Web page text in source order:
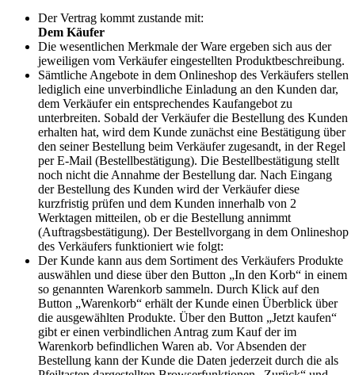
Der Vertrag kommt zustande mit:
Dem Käufer
Die wesentlichen Merkmale der Ware ergeben sich aus der
jeweiligen vom Verkäufer eingestellten Produktbeschreibung.
Sämtliche Angebote in dem Onlineshop des Verkäufers stellen
lediglich eine unverbindliche Einladung an den Kunden dar,
dem Verkäufer ein entsprechendes Kaufangebot zu
unterbreiten. Sobald der Verkäufer die Bestellung des Kunden
erhalten hat, wird dem Kunde zunächst eine Bestätigung über
den seiner Bestellung beim Verkäufer zugesandt, in der Regel
per E-Mail (Bestellbestätigung). Die Bestellbestätigung stellt
noch nicht die Annahme der Bestellung dar. Nach Eingang
der Bestellung des Kunden wird der Verkäufer diese
kurzfristig prüfen und dem Kunden innerhalb von 2
Werktagen mitteilen, ob er die Bestellung annimmt
(Auftragsbestätigung). Der Bestellvorgang in dem Onlineshop
des Verkäufers funktioniert wie folgt:
Der Kunde kann aus dem Sortiment des Verkäufers Produkte
auswählen und diese über den Button „In den Korb“ in einem
so genannten Warenkorb sammeln. Durch Klick auf den
Button „Warenkorb“ erhält der Kunde einen Überblick über
die ausgewählten Produkte. Über den Button „Jetzt kaufen“
gibt er einen verbindlichen Antrag zum Kauf der im
Warenkorb befindlichen Waren ab. Vor Absenden der
Bestellung kann der Kunde die Daten jederzeit durch die als